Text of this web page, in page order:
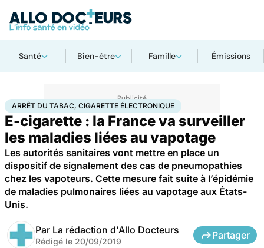
Santé Bien-être Famille Émissions
AccueilSantéArrêt du tabac, cigarette électronique
ARRÊT DU TABAC, CIGARETTE ÉLECTRONIQUE
E-cigarette : la France va surveiller
les maladies liées au vapotage
Les autorités sanitaires vont mettre en place un
dispositif de signalement des cas de pneumopathies
chez les vapoteurs. Cette mesure fait suite à l’épidémie
de maladies pulmonaires liées au vapotage aux États-
Unis.
Par La rédaction d'Allo Docteurs
Rédigé le 20/09/2019
Partager